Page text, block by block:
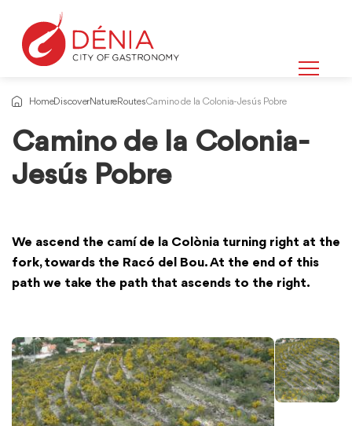
HomeDiscoverNatureRoutesCamino de la Colonia-Jesús Pobre
Camino de la Colonia-
Jesús Pobre
We ascend the camí de la Colònia turning right at the
fork, towards the Racó del Bou. At the end of this
path we take the path that ascends to the right.